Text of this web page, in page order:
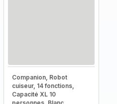
Companion, Robot
cuiseur, 14 fonctions,
Capacité XL 10